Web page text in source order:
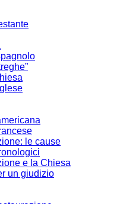
le cause
e la Chiesa
un giudizio